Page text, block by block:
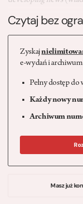
Czytaj bez
Zyskaj
e-wydań i archiwum
Pełny dostęp do
Każdy nowy
Archiwum
Masz już